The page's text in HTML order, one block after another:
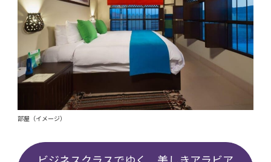
部屋（イメージ）